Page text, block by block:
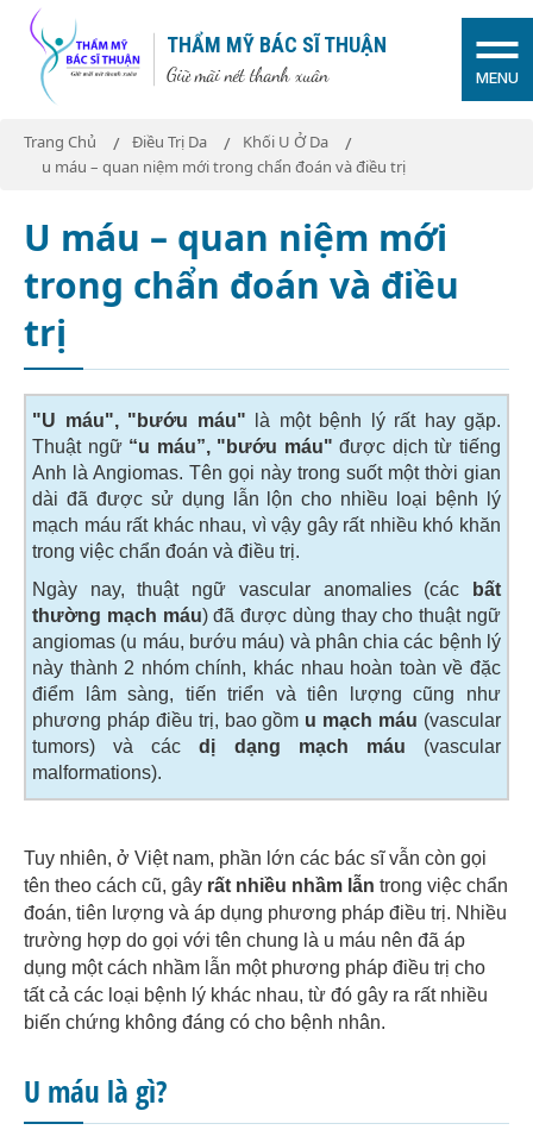
THẨM MỸ BÁC SĨ THUẬN
Giữ mãi nét thanh xuân MENU
Trang Chủ Điều Trị Da
Khối U Ở Da
u máu – quan niệm mới trong chẩn đoán và điều trị
U máu – quan niệm mới
trong chẩn đoán và điều
trị
"U máu", "bướu máu" là một bệnh lý rất hay gặp.
Thuật ngữ “u máu”, "bướu máu"được dịch từ tiếng
Anh là Angiomas. Tên gọi này trong suốt một thời gian
dài đã được sử dụng lẫn lộn cho nhiều loại bệnh lý
mạch máu rất khác nhau, vì vậy gây rất nhiều khó khăn
trong việc chẩn đoán và điều trị.
Ngày nay, thuật ngữ vascular anomalies (các bất
thường mạch máu) đã được dùng thay cho thuật ngữ
angiomas (u máu, bướu máu) và phân chia các bệnh lý
này thành 2 nhóm chính, khác nhau hoàn toàn về đặc
điểm lâm sàng, tiến triển và tiên lượng cũng như
phương pháp điều trị, bao gồm u mạch máu (vascular
tumors) và cácdị dạng mạch máu (vascular
malformations).
Tuy nhiên, ở Việt nam, phần lớn các bác sĩ vẫn còn gọi
tên theo cách cũ, gây rất nhiều nhầm lẫn trong việc chẩn
đoán, tiên lượng và áp dụng phương pháp điều trị. Nhiều
trường hợp do gọi với tên chung là u máu nên đã áp
dụng một cách nhầm lẫn một phương pháp điều trị cho
tất cả các loại bệnh lý khác nhau, từ đó gây ra rất nhiều
biến chứng không đáng có cho bệnh nhân.
U máu là gì?